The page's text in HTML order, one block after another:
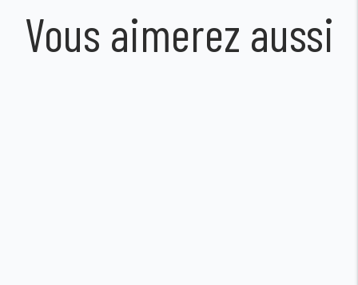
Vous aimerez aussi